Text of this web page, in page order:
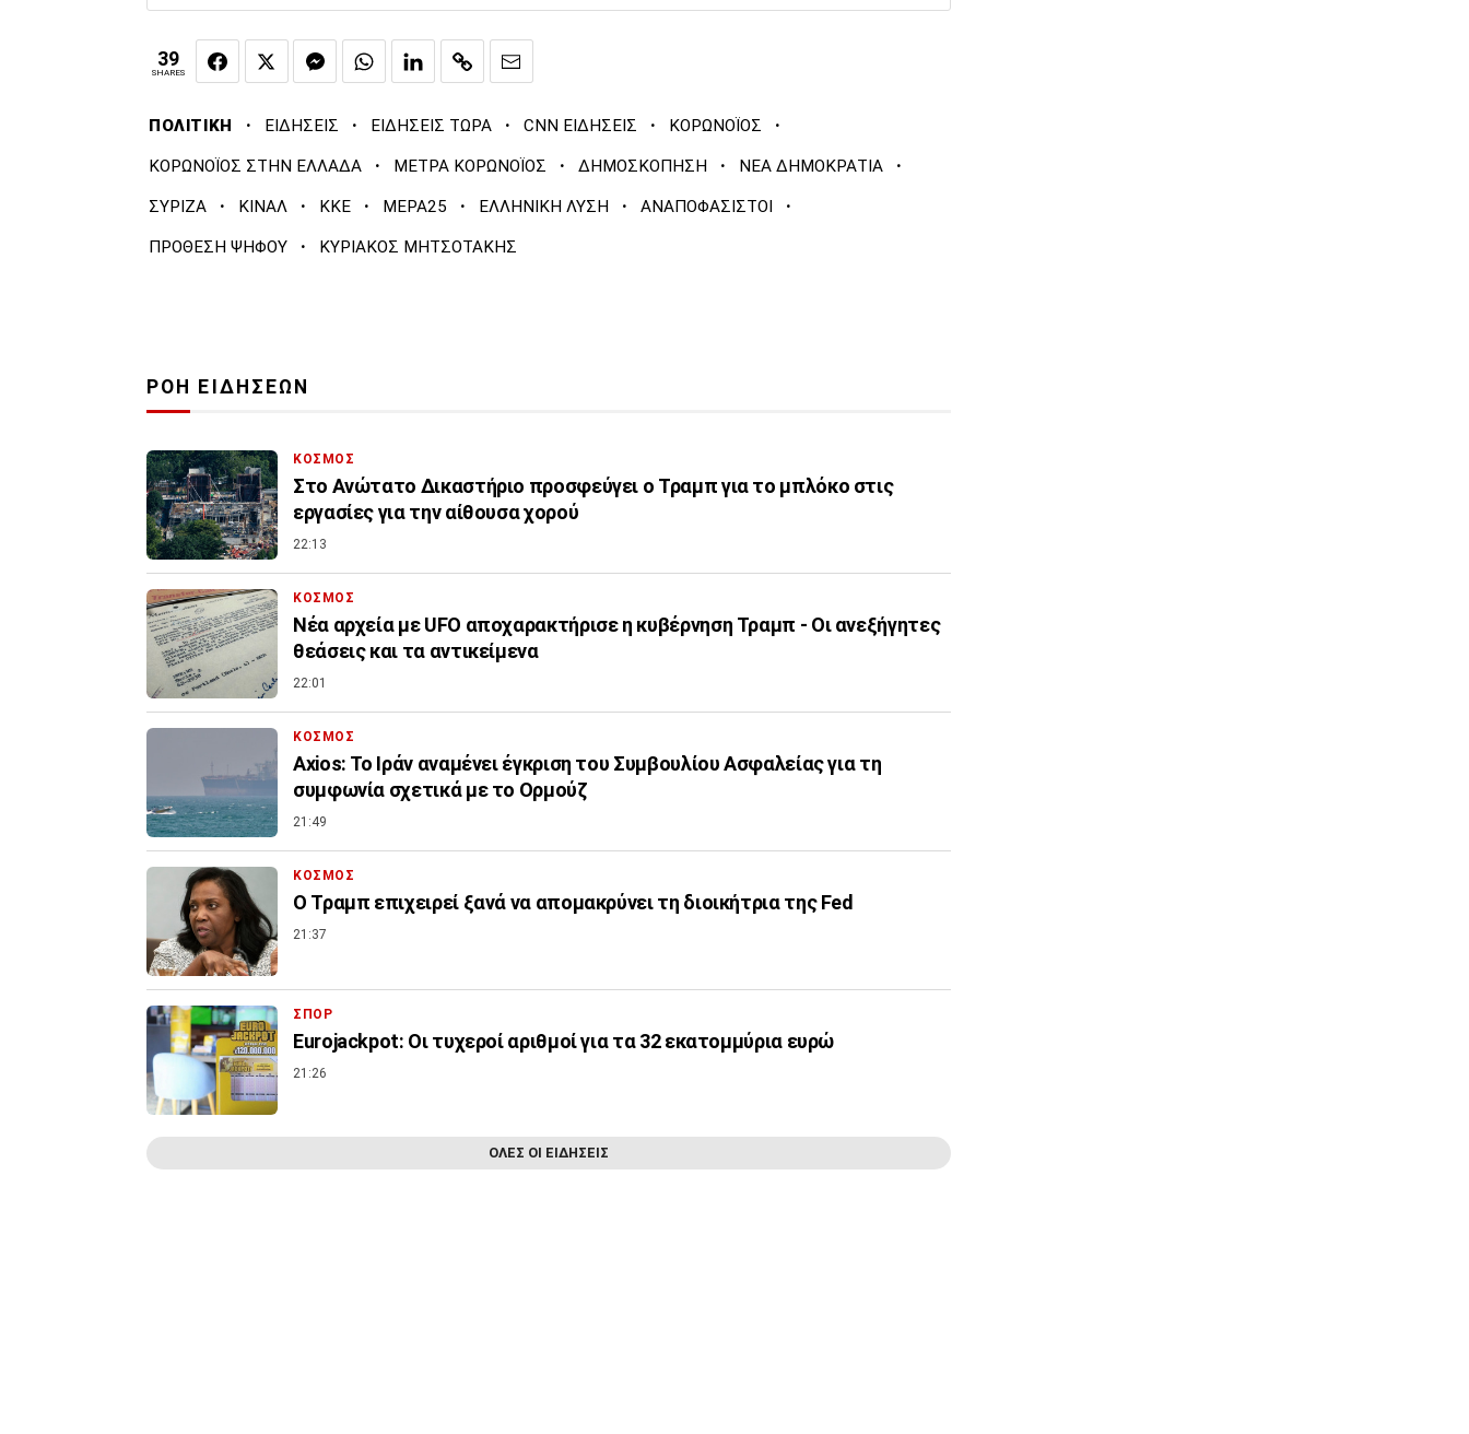
39
SHARES
ΠΟΛΙΤΙΚΗ · ΕΙΔΗΣΕΙΣ · ΕΙΔΗΣΕΙΣ ΤΩΡΑ · CNN ΕΙΔΗΣΕΙΣ · ΚΟΡΩΝΟΪΟΣ ·
ΚΟΡΩΝΟΪΟΣ ΣΤΗΝ ΕΛΛΑΔΑ · ΜΕΤΡΑ ΚΟΡΩΝΟΪΟΣ · ΔΗΜΟΣΚΟΠΗΣΗ · ΝΕΑ ΔΗΜΟΚΡΑΤΙΑ ·
ΣΥΡΙΖΑ · ΚΙΝΑΛ · ΚΚΕ · ΜΕΡΑ25 · ΕΛΛΗΝΙΚΗ ΛΥΣΗ · ΑΝΑΠΟΦΑΣΙΣΤΟΙ ·
ΠΡΟΘΕΣΗ ΨΗΦΟΥ · ΚΥΡΙΑΚΟΣ ΜΗΤΣΟΤΑΚΗΣ
ΡΟΗ ΕΙΔΗΣΕΩΝ
ΚΟΣΜΟΣ
Στο Ανώτατο Δικαστήριο προσφεύγει ο Τραμπ για το μπλόκο στις
εργασίες για την αίθουσα χορού
22:13
ΚΟΣΜΟΣ
Νέα αρχεία με UFO αποχαρακτήρισε η κυβέρνηση Τραμπ - Οι ανεξήγητες
θεάσεις και τα αντικείμενα
22:01
ΚΟΣΜΟΣ
Axios: Το Ιράν αναμένει έγκριση του Συμβουλίου Ασφαλείας για τη
συμφωνία σχετικά με το Ορμούζ
21:49
ΚΟΣΜΟΣ
Ο Τραμπ επιχειρεί ξανά να απομακρύνει τη διοικήτρια της Fed
21:37
ΣΠΟΡ
Eurojackpot: Οι τυχεροί αριθμοί για τα 32 εκατoμμύρια ευρώ
21:26
ΟΛΕΣ ΟΙ ΕΙΔΗΣΕΙΣ